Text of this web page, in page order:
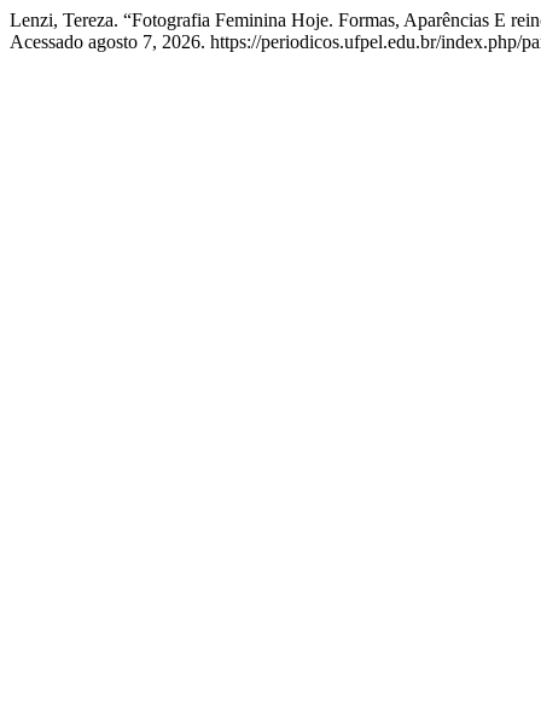
Lenzi, Tereza. “Fotografia Feminina Hoje. Formas, Aparências E
Acessado agosto 7, 2026. https://periodicos.ufpel.edu.br/index.php/